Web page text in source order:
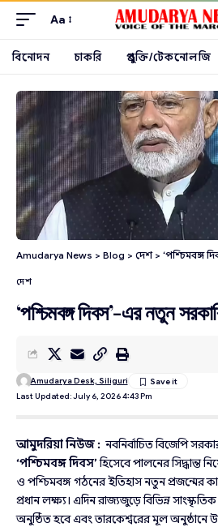
Aa
বিনোদন চাকরি প্রযুক্তি/টেকনোলজি
Amudarya News > Blog > দেশ> ‘পশ্চিমবঙ্গ
দেশ
‘পশ্চিমবঙ্গ দিবস’-এর নতুন
Last Updated: July 6, 2026 4:43 Pm
Amudarya Desk, Siliguri
আমুদরিয়া নিউজ : নবনির্বাচিত বিজেপি
‘পশ্চিমবঙ্গদিবস’হিসেবে পালনের সিদ্ধান্ত
ও পশ্চিমবঙ্গ গঠনের ইতিহাস নতুন প্রজন্মের
প্রধান লক্ষ্য। এদিন রাজ্যজুড়ে বিভিন্ন
অনুষ্ঠিত হবে এবং তারকেশ্বরের মূল অনুষ্ঠানে